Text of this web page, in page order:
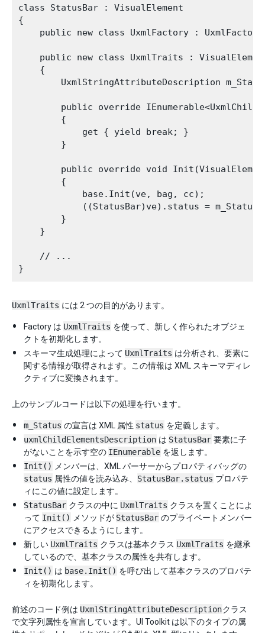
class StatusBar : VisualElement
{
public new class UxmlFactory :
public new class UxmlTraits :
    {
UxmlStringAttributeDescription
public override
        {
            get { yield break; }
        }
public override void
        {
            base.Init(ve, bag, cc);
((StatusBar)ve).status =
        }
    }
    // ...
UxmlTraits には 2 つの目的があります。
Factory は UxmlTraits を使って、新しく作られたオブジェ
クトを初期化します。
スキーマ生成処理によって UxmlTraits は分析され、要素に
関する情報が取得されます。この情報は XML スキーマディレ
クティブに変換されます。
上のサンプルコードは以下の処理を行います。
m_Status の宣言は XML 属性 status を定義します。
uxmlChildElementsDescription は StatusBar 要素に子
がないことを示す空の IEnumerable を返します。
Init()
メンバーは、XML パーサーからプロパティバッグの
status 属性の値を読み込み、 StatusBar.status プロパテ
ィにこの値に設定します。
StatusBar クラスの中に UxmlTraits クラスを置くことによ
って Init() メソッドが StatusBar のプライベートメンバー
にアクセスできるようにします。
新しい UxmlTraits クラスは基本クラス UxmlTraits を継承
しているので、基本クラスの属性を共有します。
Init() は base.Init() を呼び出して基本クラスのプロパテ
ィを初期化します。
前述のコード例は UxmlStringAttributeDescriptionクラス
で文字列属性を宣言しています。UI Toolkit は以下のタイプの属